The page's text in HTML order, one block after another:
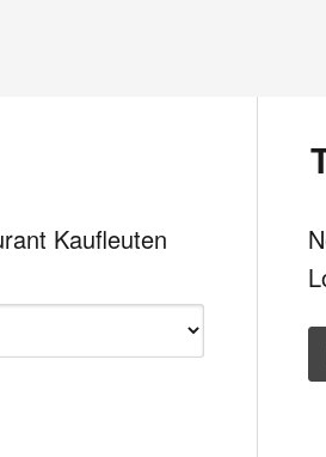
Kaufleuten